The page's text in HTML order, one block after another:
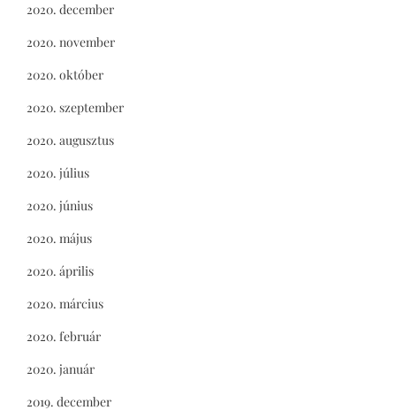
2020. december
2020. november
2020. október
2020. szeptember
2020. augusztus
2020. július
2020. június
2020. május
2020. április
2020. március
2020. február
2020. január
2019. december